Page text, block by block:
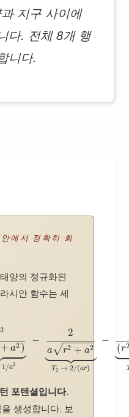
지구 사이에
다. 전체 8개 행
니다.
에서 정확히 회
양의 정규화된
시안 함수는 세
2
+ a2 )

1 /a2
−
2
a r2 + a2
− −
−−−−
√
 

 
T2 → 2/(ar)
−
(r2

포텐셜입니다.
생성합니다. 보